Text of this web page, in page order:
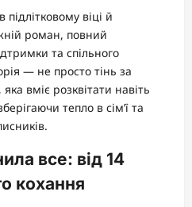
підлітковому віці й
роман, повний
та спільного
— не просто тінь за
вміє розквітати навіть
тепло в сім’ї та
все: від 14
кохання